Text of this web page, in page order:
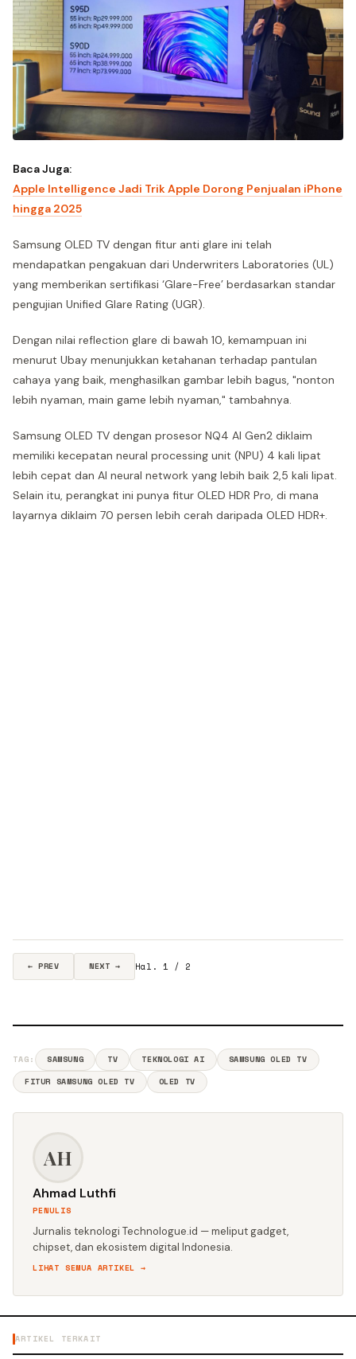
Baca Juga:
Apple Intelligence Jadi Trik Apple Dorong Penjualan iPhone
hingga 2025
Samsung OLED TV dengan fitur anti glare ini telah
mendapatkan pengakuan dari Underwriters Laboratories (UL)
yang memberikan sertifikasi ‘Glare-Free’ berdasarkan standar
pengujian Unified Glare Rating (UGR).
Dengan nilai reflection glare di bawah 10, kemampuan ini
menurut Ubay menunjukkan ketahanan terhadap pantulan
cahaya yang baik, menghasilkan gambar lebih bagus, "nonton
lebih nyaman, main game lebih nyaman," tambahnya.
Samsung OLED TV dengan prosesor NQ4 AI Gen2 diklaim
memiliki kecepatan neural processing unit (NPU) 4 kali lipat
lebih cepat dan AI neural network yang lebih baik 2,5 kali lipat.
Selain itu, perangkat ini punya fitur OLED HDR Pro, di mana
layarnya diklaim 70 persen lebih cerah daripada OLED HDR+.
← PREV NEXT → Hal. 1 / 2
TAG: SAMSUNG TV TEKNOLOGI AI
SAMSUNG OLED TV
FITUR SAMSUNG OLED TV
OLED TV
AH
Ahmad Luthfi
PENULIS
Jurnalis teknologi Technologue.id — meliput gadget,
chipset, dan ekosistem digital Indonesia.
LIHAT SEMUA ARTIKEL →
ARTIKEL TERKAIT